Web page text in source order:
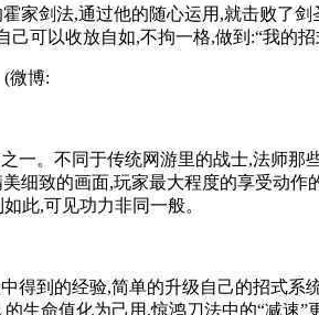
家剑法,通过他的随心运用,就击败了
可以收放自如,不拘一格,做到:“我的
微博:
一。不同于传统网游里的战士,法师
细致的画面,玩家最大程度的享受动作
此,可见功力非同一般。
得到的经验,简单的升级自己的招式
生命值化为己用,惊鸿刀法中的“减速”